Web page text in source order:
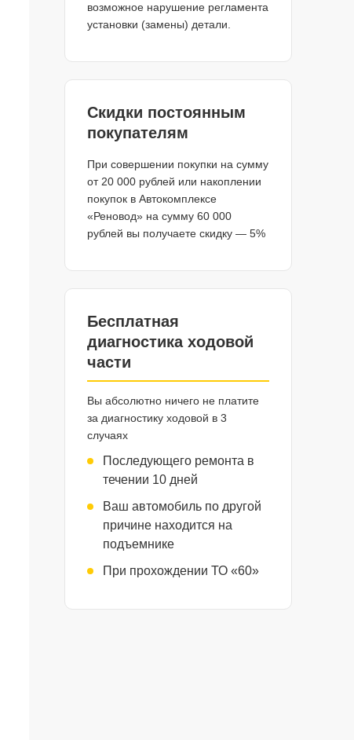
возможное нарушение регламента
установки (замены) детали.
Скидки постоянным
покупателям
При совершении покупки на сумму
от 20 000 рублей или накоплении
покупок в Автокомплексе
«Реновод» на сумму 60 000
рублей вы получаете скидку — 5%
Бесплатная
диагностика ходовой
части
Вы абсолютно ничего не платите
за диагностику ходовой в 3
случаях
Последующего ремонта в
течении 10 дней
Ваш автомобиль по другой
причине находится на
подъемнике
При прохождении ТО «60»